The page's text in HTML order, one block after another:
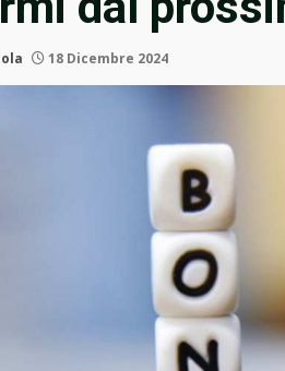
18 Dicembre 2024